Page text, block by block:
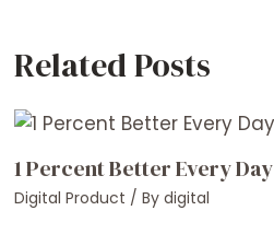
Related Posts
1 Percent Better Every Day
Digital Product / By digital